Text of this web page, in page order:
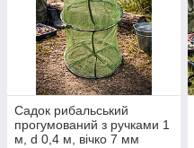
Садок рибальський
прогумований з ручками 1
м, d 0,4 м, вічко 7 мм